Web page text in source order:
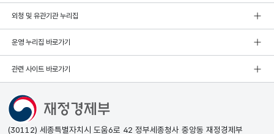
외청 및 유관기관 누리집
운영 누리집 바로가기
관련 사이트 바로가기
(30112) 세종특별자치시 도움6로 42 정부세종청사 중앙동 재정경제부